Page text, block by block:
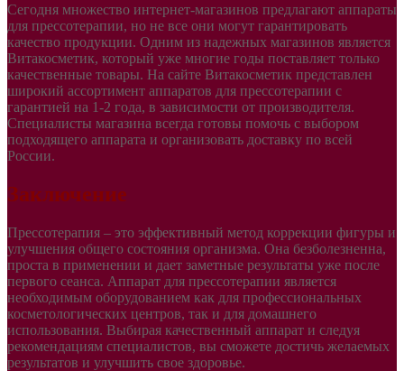
Сегодня множество интернет-магазинов предлагают аппараты
для прессотерапии, но не все они могут гарантировать
качество продукции. Одним из надежных магазинов является
Витакосметик, который уже многие годы поставляет только
качественные товары. На сайте Витакосметик представлен
широкий ассортимент аппаратов для прессотерапии с
гарантией на 1-2 года, в зависимости от производителя.
Специалисты магазина всегда готовы помочь с выбором
подходящего аппарата и организовать доставку по всей
России.
Заключение
Прессотерапия – это эффективный метод коррекции фигуры и
улучшения общего состояния организма. Она безболезненна,
проста в применении и дает заметные результаты уже после
первого сеанса. Аппарат для прессотерапии является
необходимым оборудованием как для профессиональных
косметологических центров, так и для домашнего
использования. Выбирая качественный аппарат и следуя
рекомендациям специалистов, вы сможете достичь желаемых
результатов и улучшить свое здоровье.